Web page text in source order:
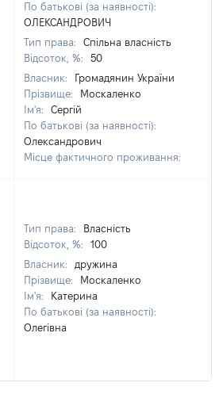
По батькові (за наявності):
ОЛЕКСАНДРОВИЧ
Тип права:
Спільна власність
Відсоток, %:
50
Власник:
Громадянин України
Прізвище:
Москаленко
Ім'я:
Сергій
По батькові (за наявності):
Олександрович
Місце фактичного проживання:
Тип права:
Власність
Відсоток, %:
100
Власник:
дружина
Прізвище:
Москаленко
Ім'я:
Катерина
По батькові (за наявності):
Олегівна